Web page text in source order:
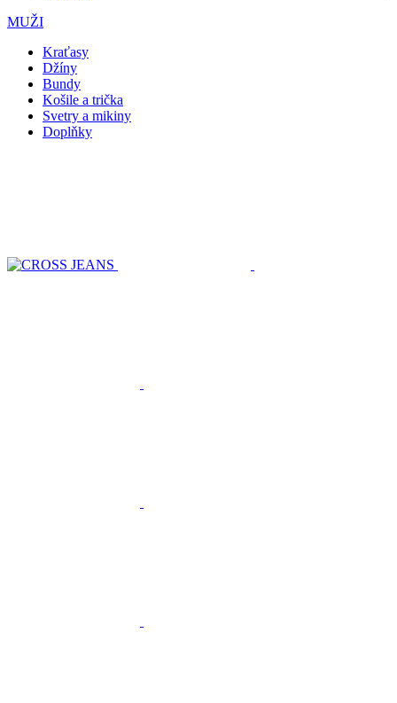
MUŽI
Kraťasy
Džíny
Bundy
Košile a trička
Svetry a mikiny
Doplňky